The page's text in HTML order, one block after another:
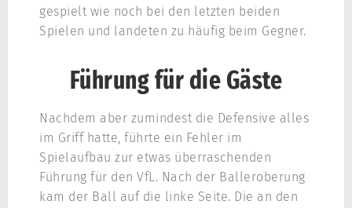
gespielt wie noch bei den letzten beiden
Spielen und landeten zu häufig beim Gegner.
Führung für die Gäste
Nachdem aber zumindest die Defensive alles
im Griff hatte, führte ein Fehler im
Spielaufbau zur etwas überraschenden
Führung für den VfL. Nach der Balleroberung
kam der Ball auf die linke Seite. Die an den